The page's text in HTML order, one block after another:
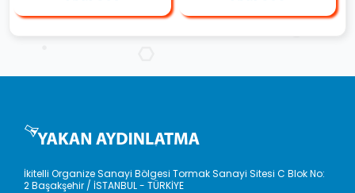
İkitelli Organize Sanayi Bölgesi Tormak Sanayi Sitesi C Blok No:
2 Başakşehir / İSTANBUL - TÜRKİYE